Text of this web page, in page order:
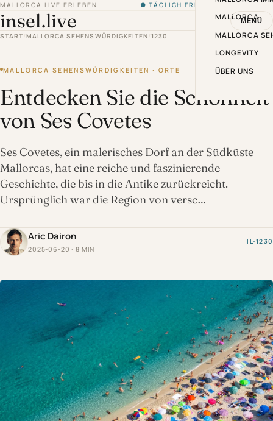
MALLORCA LIVE ERLEBEN ● TÄGLICH FRISCH VON DER INSEL
insel.live MENÜ
MALLORCA
MALLORCA
LONGEVITY
ÜBER UNS
START /MALLORCA SEHENSWÜRDIGKEITEN 1230
MALLORCA SEHENSWÜRDIGKEITEN · ORTE
Entdecken Sie die Schönheit
von Ses Covetes
Ses Covetes, ein malerisches Dorf an der Südküste
Mallorcas, hat eine reiche und faszinierende
Geschichte, die bis in die Antike zurückreicht.
Ursprünglich war die Region von versc…
Aric Dairon
2025-06-20 · 8 MIN
IL-1230